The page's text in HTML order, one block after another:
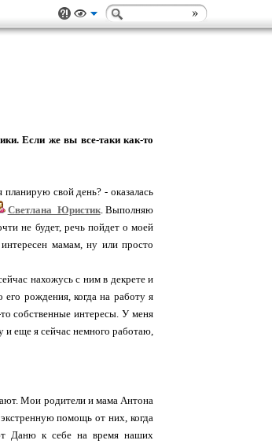
Если же вы все-таки как-то
свой день? - оказалась
Светлана_Юристик. Выполняю
не будет, речь пойдет о моей
мамам, ну или просто
нахожусь с ним в декрете и
рождения, когда на работу я
собственные интересы. У меня
и еще я сейчас немного работаю,
Мои родители и мама Антона
помощь от них, когда
Даню к себе на время наших